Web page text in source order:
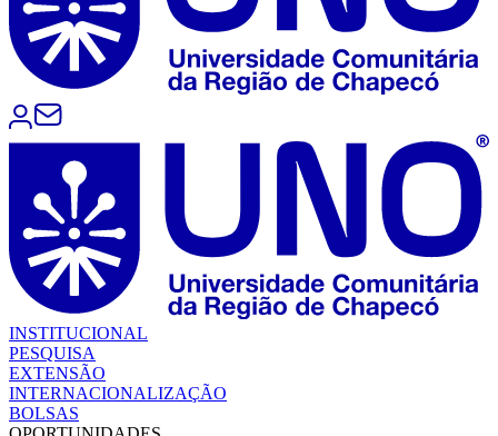
INSTITUCIONAL
PESQUISA
EXTENSÃO
INTERNACIONALIZAÇÃO
BOLSAS